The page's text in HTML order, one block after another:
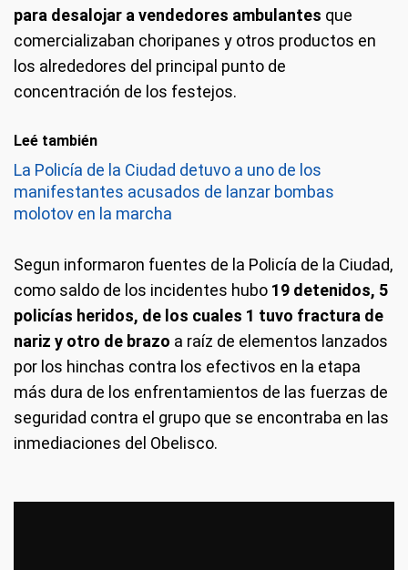
para desalojar a vendedores ambulantes que
comercializaban choripanes y otros productos en
los alrededores del principal punto de
concentración de los festejos.
Leé también
La Policía de la Ciudad detuvo a uno de los
manifestantes acusados de lanzar bombas
molotov en la marcha
Segun informaron fuentes de la Policía de la Ciudad,
como saldo de los incidentes hubo 19 detenidos, 5
policías heridos, de los cuales 1 tuvo fractura de
nariz y otro de brazo a raíz de elementos lanzados
por los hinchas contra los efectivos en la etapa
más dura de los enfrentamientos de las fuerzas de
seguridad contra el grupo que se encontraba en las
inmediaciones del Obelisco.